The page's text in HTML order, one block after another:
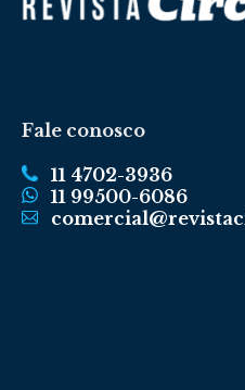
Fale conosco
11 4702-3936
11 99500-6086